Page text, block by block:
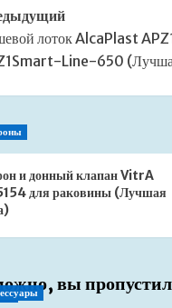
лоток AlcaPlast
Line-650
и донный клапан VitrA
для раковины (Лучшая
вы